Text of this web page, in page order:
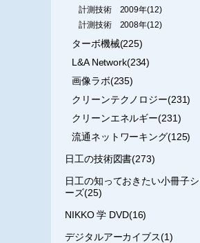
計測技術 2009年(12)
計測技術 2008年(12)
ターボ機械(225)
L&A Network(234)
画像ラボ(235)
クリーンテクノロジー(231)
クリーンエネルギー(231)
流通ネットワーキング(125)
日工の技術図書(273)
日工の知っておきたい小冊子シ
ーズ(25)
NIKKO 学 DVD(16)
デジタルアーカイブス(1)